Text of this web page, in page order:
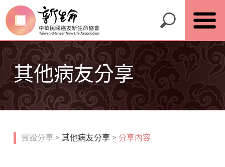
其他病友分享
實證分享 > 其他病友分享 > 分享內容